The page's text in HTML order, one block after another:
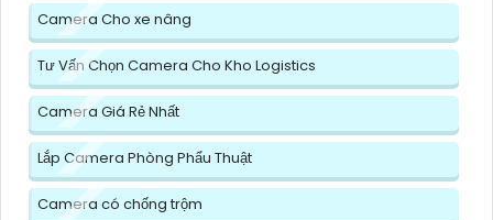
Camera Cho xe nâng
Tư Vấn Chọn Camera Cho Kho Logistics
Camera Giá Rẻ Nhất
Lắp Camera Phòng Phẩu Thuật
Camera có chống trộm